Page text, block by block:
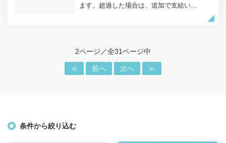
ます。超過した場合は、追加で支給い...
2ページ／全31ページ中
≪ 前へ 次へ ≫
条件から絞り込む